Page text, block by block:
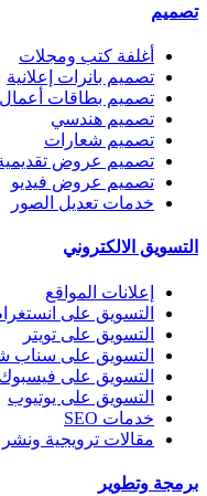
تصميم
أغلفة كتب ومجلات
تصميم بانرات إعلانية
تصميم بطاقات أعمال
تصميم هندسي
تصميم شعارات
تصميم عروض
تصميم عروض فيديو
خدمات تعديل الصور
التسويق الالكتروني
إعلانات المواقع
التسويق على
التسويق على تويتر
التسويق على سناب
التسويق على فيسبوك
التسويق على يوتيوب
خدمات SEO
مقالات ترويجية ونشر
برمجة وتطوير